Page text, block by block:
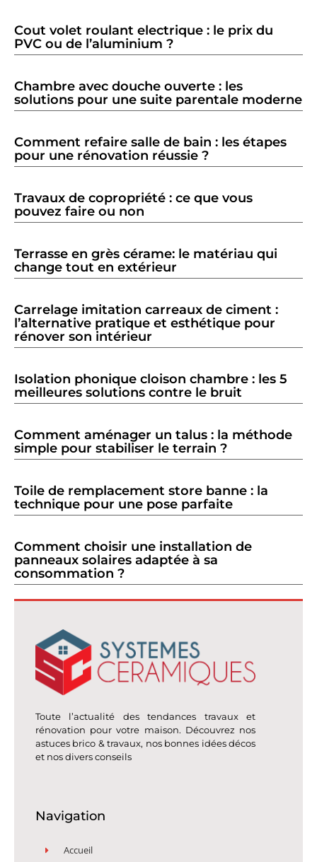
Cout volet roulant electrique : le prix du
PVC ou de l’aluminium ?
Chambre avec douche ouverte : les
solutions pour une suite parentale moderne
Comment refaire salle de bain : les étapes
pour une rénovation réussie ?
Travaux de copropriété : ce que vous
pouvez faire ou non
Terrasse en grès cérame: le matériau qui
change tout en extérieur
Carrelage imitation carreaux de ciment :
l’alternative pratique et esthétique pour
rénover son intérieur
Isolation phonique cloison chambre : les 5
meilleures solutions contre le bruit
Comment aménager un talus : la méthode
simple pour stabiliser le terrain ?
Toile de remplacement store banne : la
technique pour une pose parfaite
Comment choisir une installation de
panneaux solaires adaptée à sa
consommation ?
Toute l’actualité des tendances travaux et
rénovation pour votre maison. Découvrez nos
astuces brico & travaux, nos bonnes idées décos
et nos divers conseils
Navigation
Accueil